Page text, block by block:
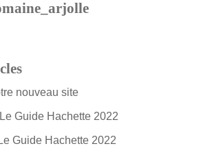
nouveau site
Guide Hachette 2022
Guide Hachette 2022